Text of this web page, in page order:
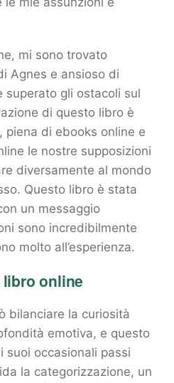
mi sono trovato
Agnes e ansioso di
superato gli ostacoli sul
di questo libro è
piena di ebooks online e
le nostre supposizioni
diversamente al mondo
Questo libro è stata
un messaggio
sono incredibilmente
molto all’esperienza.
online
bilanciare la curiosità
emotiva, e questo
suoi occasionali passi
la categorizzazione, un